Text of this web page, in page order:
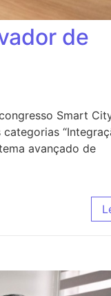
de
Smart
avançado de